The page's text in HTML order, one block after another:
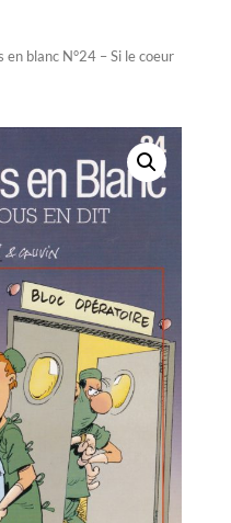
en blanc N°24 – Si le coeur